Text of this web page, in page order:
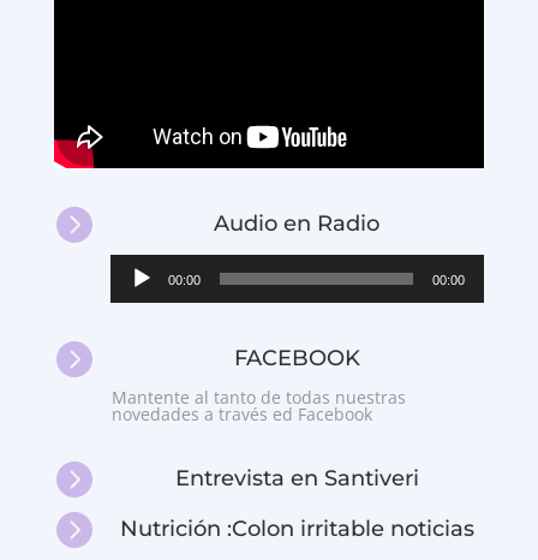
 Audio en Radio
00:00 00:00
 FACEBOOK
Mantente al tanto de todas nuestras
novedades a través ed Facebook
 Entrevista en Santiveri
 Nutrición :Colon irritable noticias